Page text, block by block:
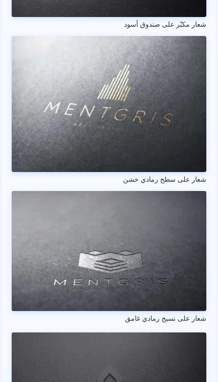
شعار مكبّر على صندوق أسود
شعار على سطح رمادي خشن
شعار على نسيج رمادي غامق